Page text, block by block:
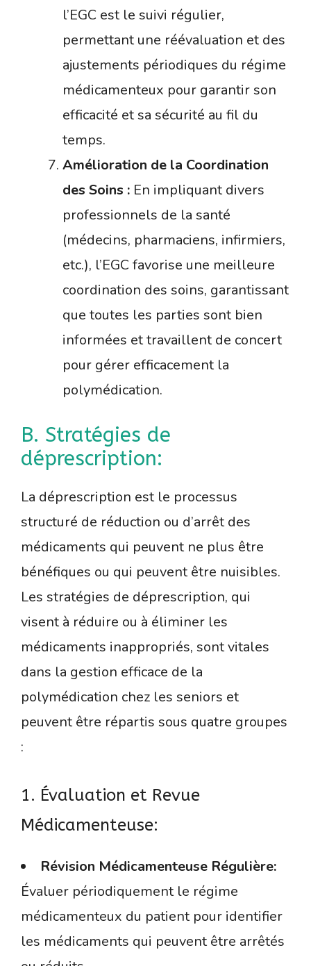
l’EGC est le suivi régulier,
permettant une réévaluation et des
ajustements périodiques du régime
médicamenteux pour garantir son
efficacité et sa sécurité au fil du
temps.
Amélioration de la Coordination
des Soins : En impliquant divers
professionnels de la santé
(médecins, pharmaciens, infirmiers,
etc.), l’EGC favorise une meilleure
coordination des soins, garantissant
que toutes les parties sont bien
informées et travaillent de concert
pour gérer efficacement la
polymédication.
B. Stratégies de
déprescription:
La déprescription est le processus
structuré de réduction ou d’arrêt des
médicaments qui peuvent ne plus être
bénéfiques ou qui peuvent être nuisibles.
Les stratégies de déprescription, qui
visent à réduire ou à éliminer les
médicaments inappropriés, sont vitales
dans la gestion efficace de la
polymédication chez les seniors et
peuvent être répartis sous quatre groupes
:
1. Évaluation et Revue
Médicamenteuse:
Révision Médicamenteuse Régulière:
Évaluer périodiquement le régime
médicamenteux du patient pour identifier
les médicaments qui peuvent être arrêtés